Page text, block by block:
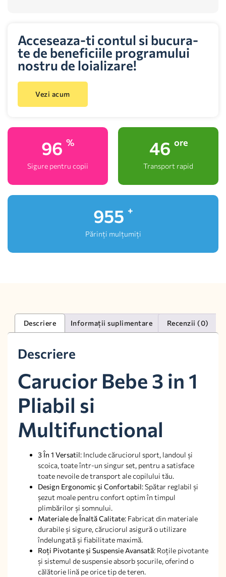
Acceseaza-ti contul si bucura-
te de beneficiile programului
nostru de loializare!
Vezi acum
100 %
Sigure pentru copii
48 ore
Transport rapid
1,000
Părinți mulțumiți
Descriere Informații suplimentare Recenzii (0)
Descriere
Carucior Bebe 3 in 1
Pliabil si
Multifunctional
3 În 1 Versatil: Include căruciorul sport, landoul și
scoica, toate într-un singur set, pentru a satisface
toate nevoile de transport ale copilului tău.
Design Ergonomic și Confortabil: Spătar reglabil și
șezut moale pentru confort optim în timpul
plimbărilor și somnului.
Materiale de Înaltă Calitate: Fabricat din materiale
durabile și sigure, căruciorul asigură o utilizare
îndelungată și fiabilitate maximă.
Roți Pivotante și Suspensie Avansată: Roțile pivotante
și sistemul de suspensie absorb șocurile, oferind o
călătorie lină pe orice tip de teren.